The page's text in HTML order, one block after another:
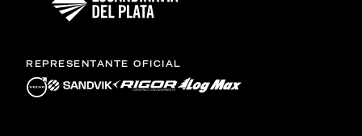
REPRESENTANTE OFICIAL